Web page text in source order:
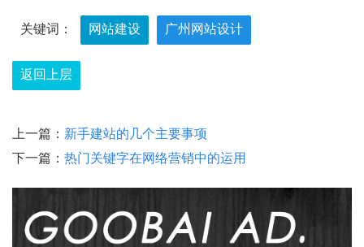
关键词： 网站建设 广州网站设计
返回上层
上一篇： 新手建站的几个主要事项
下一篇： 热门关键字在网络营销中的运用